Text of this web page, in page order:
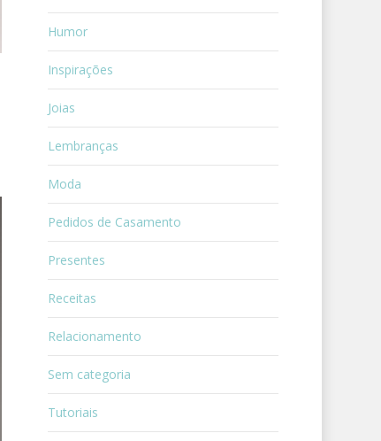
Humor
Inspirações
Joias
Lembranças
Moda
Pedidos de Casamento
Presentes
Receitas
Relacionamento
Sem categoria
Tutoriais